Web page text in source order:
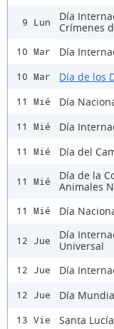
9 Lun
Día
Crímenes
10 Mar Día
10 Mar Día de los
11 Mié Día
11 Mié Día
11 Mié Día del
11 Mié
Día de la
Animales
11 Mié Día
12 Jue
Día
Universal
12 Jue Día
12 Jue Día
13 Vie Santa Lucía